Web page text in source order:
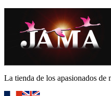
La tienda de los apasionados de